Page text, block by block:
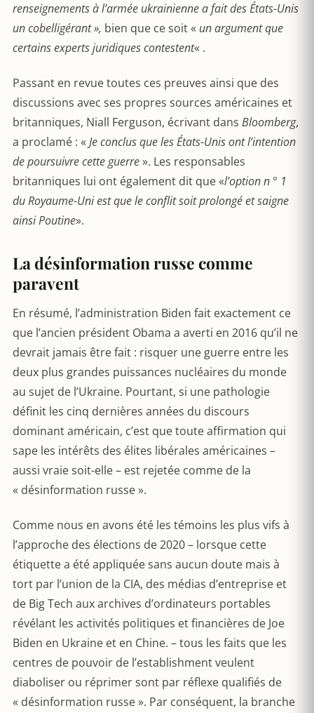
renseignements à l’armée ukrainienne a fait des États-Unis
un cobelligérant », bien que ce soit « un argument que
certains experts juridiques contestent« .
Passant en revue toutes ces preuves ainsi que des
discussions avec ses propres sources américaines et
britanniques, Niall Ferguson, écrivant dans Bloomberg,
a proclamé : « Je conclus que les États-Unis ont l’intention
de poursuivre cette guerre». Les responsables
britanniques lui ont également dit que «l’option n ° 1
du Royaume-Uni est que le conflit soit prolongé et saigne
ainsi Poutine».
La désinformation russe comme
paravent
En résumé, l’administration Biden fait exactement ce
que l’ancien président Obama a averti en 2016 qu’il ne
devrait jamais être fait : risquer une guerre entre les
deux plus grandes puissances nucléaires du monde
au sujet de l’Ukraine. Pourtant, si une pathologie
définit les cinq dernières années du discours
dominant américain, c’est que toute affirmation qui
sape les intérêts des élites libérales américaines –
aussi vraie soit-elle – est rejetée comme de la
« désinformation russe ».
Comme nous en avons été les témoins les plus vifs à
l’approche des élections de 2020 – lorsque cette
étiquette a été appliquée sans aucun doute mais à
tort par l’union de la CIA, des médias d’entreprise et
de Big Tech aux archives d’ordinateurs portables
révélant les activités politiques et financières de Joe
Biden en Ukraine et en Chine. – tous les faits que les
centres de pouvoir de l’establishment veulent
diaboliser ou réprimer sont par réflexe qualifiés de
« désinformation russe ». Par conséquent, la branche